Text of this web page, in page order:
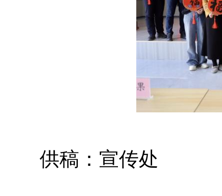
供稿：宣传处